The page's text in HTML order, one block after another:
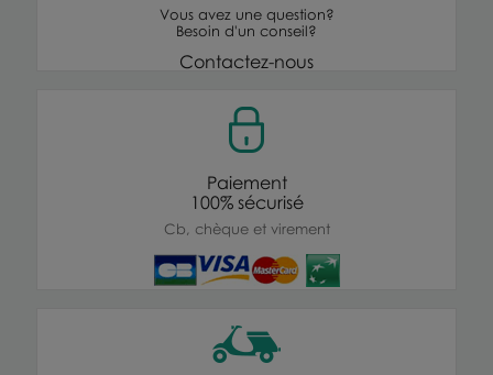
Vous avez une question?
Besoin d'un conseil?
Contactez-nous
Paiement
100% sécurisé
Cb, chèque et virement